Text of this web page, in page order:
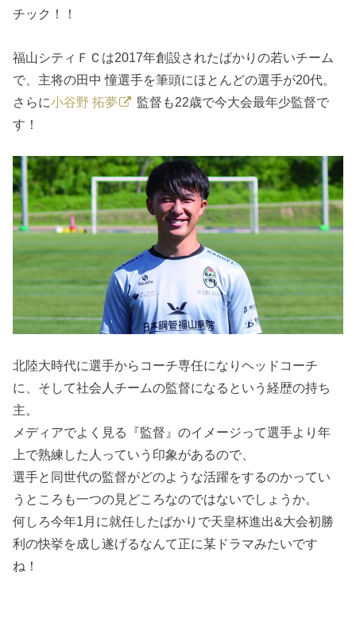
チック！！
福山シティＦＣは2017年創設されたばかりの若いチーム
で、主将の田中 憧選手を筆頭にほとんどの選手が20代。
さらに小谷野 拓夢
監督も22歳で今大会最年少監督で
す！
北陸大時代に選手からコーチ専任になりヘッドコーチ
に、そして社会人チームの監督になるという経歴の持ち
主。
メディアでよく見る『監督』のイメージって選手より年
上で熟練した人っていう印象があるので、
選手と同世代の監督がどのような活躍をするのかってい
うところも一つの見どころなのではないでしょうか。
何しろ今年1月に就任したばかりで天皇杯進出&大会初勝
利の快挙を成し遂げるなんて正に某ドラマみたいです
ね！